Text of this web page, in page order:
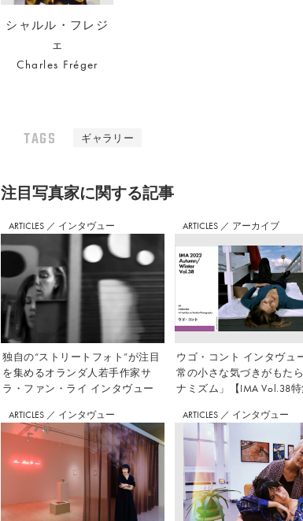
シャルル・フレジ
ェ
Charles Fréger
TAGS ギャラリー
注⽬写真家に関する記事
ARTICLES ／ インタヴュー
独自の“ストリートフォト”が注目
を集めるオランダ人若手作家サ
ラ・ファン・ライ インタヴュー
ARTICLES ／ アーカイブ
ウゴ・コント インタヴュ
常の小さな気づきがもた
ナミズム」【IMA Vol.38特
ARTICLES ／ インタヴュー ARTICLES ／ インタヴュー